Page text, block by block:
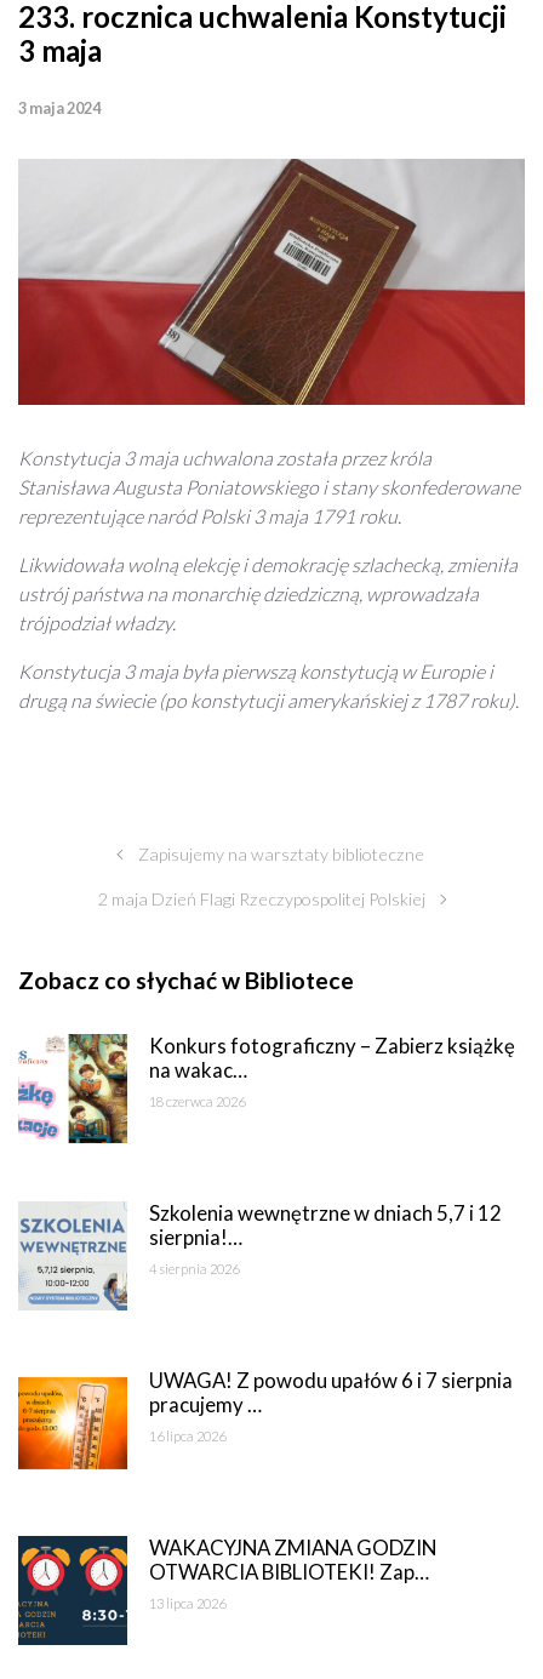
233. rocznica uchwalenia Konstytucji
3 maja
3 maja 2024
Konstytucja 3 maja uchwalona została przez króla
Stanisława Augusta Poniatowskiego i stany skonfederowane
reprezentujące naród Polski 3 maja 1791 roku.
Likwidowała wolną elekcję i demokrację szlachecką, zmieniła
ustrój państwa na monarchię dziedziczną, wprowadzała
trójpodział władzy.
Konstytucja 3 maja była pierwszą konstytucją w Europie i
drugą na świecie (po konstytucji amerykańskiej z 1787 roku).
Zapisujemy na warsztaty biblioteczne
2 maja Dzień Flagi Rzeczypospolitej Polskiej
Zobacz co słychać w Bibliotece
Konkurs fotograficzny – Zabierz książkę
na wakac…
18 czerwca 2026
Szkolenia wewnętrzne w dniach 5,7 i 12
sierpnia!…
4 sierpnia 2026
UWAGA! Z powodu upałów 6 i 7 sierpnia
pracujemy …
16 lipca 2026
WAKACYJNA ZMIANA GODZIN
OTWARCIA BIBLIOTEKI! Zap…
13 lipca 2026